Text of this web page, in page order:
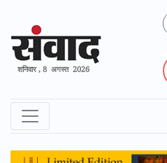
शनिवार , 8 अगस्त 2026